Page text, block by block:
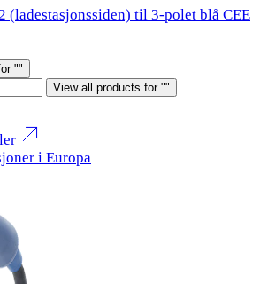
(ladestasjonssiden) til 3-polet blå CEE
""
View all products for ""
i Europa